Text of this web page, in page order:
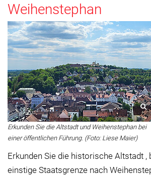
Weihenstephan
Erkunden Sie die Altstadt und Weihenstephan bei
einer öffentlichen Führung. (Foto: Liese Maier)
Erkunden Sie die historische Altstadt ,
einstige Staatsgrenze nach